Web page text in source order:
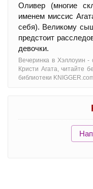
Оливер (многие
именем миссис
себя). Великому
предстоит
девочки.
Вечеринка в Хэллоуин -
Кристи Агата, читайте
библиотеки